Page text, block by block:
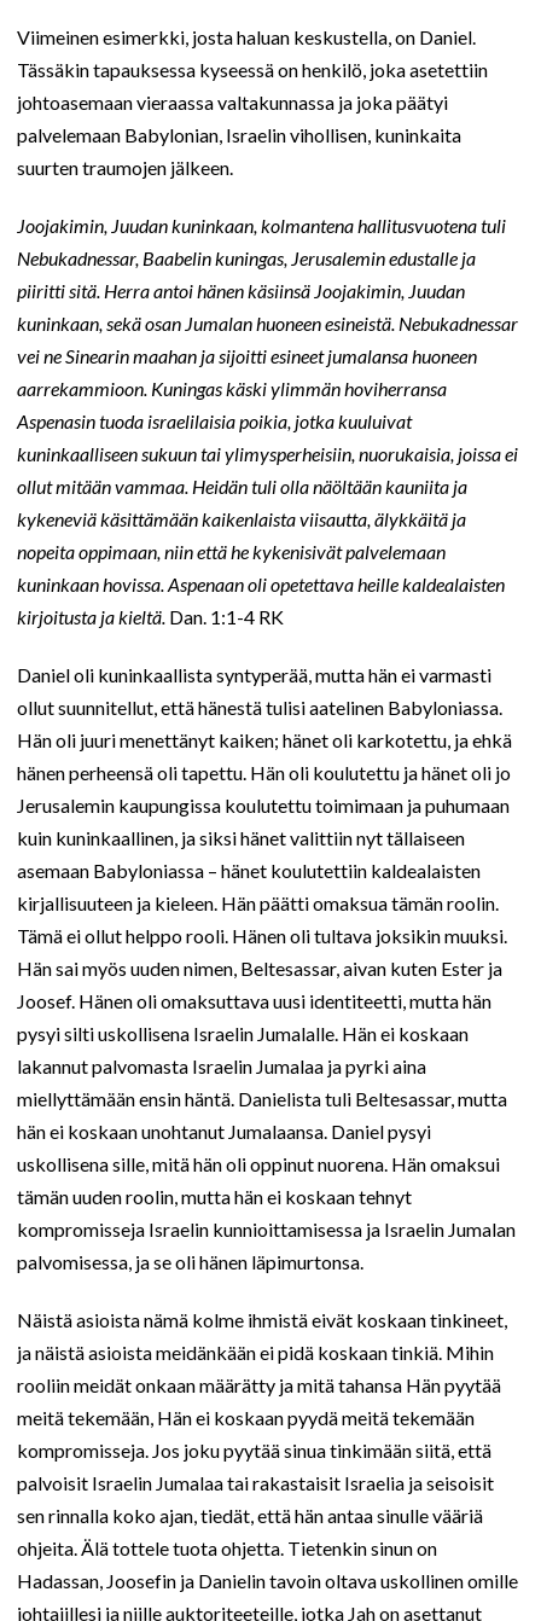
Viimeinen esimerkki, josta haluan keskustella, on Daniel.
Tässäkin tapauksessa kyseessä on henkilö, joka asetettiin
johtoasemaan vieraassa valtakunnassa ja joka päätyi
palvelemaan Babylonian, Israelin vihollisen, kuninkaita
suurten traumojen jälkeen.
Joojakimin, Juudan kuninkaan, kolmantena hallitusvuotena tuli
Nebukadnessar, Baabelin kuningas, Jerusalemin edustalle ja
piiritti sitä. Herra antoi hänen käsiinsä Joojakimin, Juudan
kuninkaan, sekä osan Jumalan huoneen esineistä. Nebukadnessar
vei ne Sinearin maahan ja sijoitti esineet jumalansa huoneen
aarrekammioon. Kuningas käski ylimmän hoviherransa
Aspenasin tuoda israelilaisia poikia, jotka kuuluivat
kuninkaalliseen sukuun tai ylimysperheisiin, nuorukaisia, joissa ei
ollut mitään vammaa. Heidän tuli olla näöltään kauniita ja
kykeneviä käsittämään kaikenlaista viisautta, älykkäitä ja
nopeita oppimaan, niin että he kykenisivät palvelemaan
kuninkaan hovissa. Aspenaan oli opetettava heille kaldealaisten
kirjoitusta ja kieltä. Dan. 1:1-4 RK
Daniel oli kuninkaallista syntyperää, mutta hän ei varmasti
ollut suunnitellut, että hänestä tulisi aatelinen Babyloniassa.
Hän oli juuri menettänyt kaiken; hänet oli karkotettu, ja ehkä
hänen perheensä oli tapettu. Hän oli koulutettu ja hänet oli jo
Jerusalemin kaupungissa koulutettu toimimaan ja puhumaan
kuin kuninkaallinen, ja siksi hänet valittiin nyt tällaiseen
asemaan Babyloniassa – hänet koulutettiin kaldealaisten
kirjallisuuteen ja kieleen. Hän päätti omaksua tämän roolin.
Tämä ei ollut helppo rooli. Hänen oli tultava joksikin muuksi.
Hän sai myös uuden nimen, Beltesassar, aivan kuten Ester ja
Joosef. Hänen oli omaksuttava uusi identiteetti, mutta hän
pysyi silti uskollisena Israelin Jumalalle. Hän ei koskaan
lakannut palvomasta Israelin Jumalaa ja pyrki aina
miellyttämään ensin häntä. Danielista tuli Beltesassar, mutta
hän ei koskaan unohtanut Jumalaansa. Daniel pysyi
uskollisena sille, mitä hän oli oppinut nuorena. Hän omaksui
tämän uuden roolin, mutta hän ei koskaan tehnyt
kompromisseja Israelin kunnioittamisessa ja Israelin Jumalan
palvomisessa, ja se oli hänen läpimurtonsa.
Näistä asioista nämä kolme ihmistä eivät koskaan tinkineet,
ja näistä asioista meidänkään ei pidä koskaan tinkiä. Mihin
rooliin meidät onkaan määrätty ja mitä tahansa Hän pyytää
meitä tekemään, Hän ei koskaan pyydä meitä tekemään
kompromisseja. Jos joku pyytää sinua tinkimään siitä, että
palvoisit Israelin Jumalaa tai rakastaisit Israelia ja seisoisit
sen rinnalla koko ajan, tiedät, että hän antaa sinulle vääriä
ohjeita. Älä tottele tuota ohjetta. Tietenkin sinun on
Hadassan, Joosefin ja Danielin tavoin oltava uskollinen omille
johtajillesi ja niille auktoriteeteille, jotka Jah on asettanut